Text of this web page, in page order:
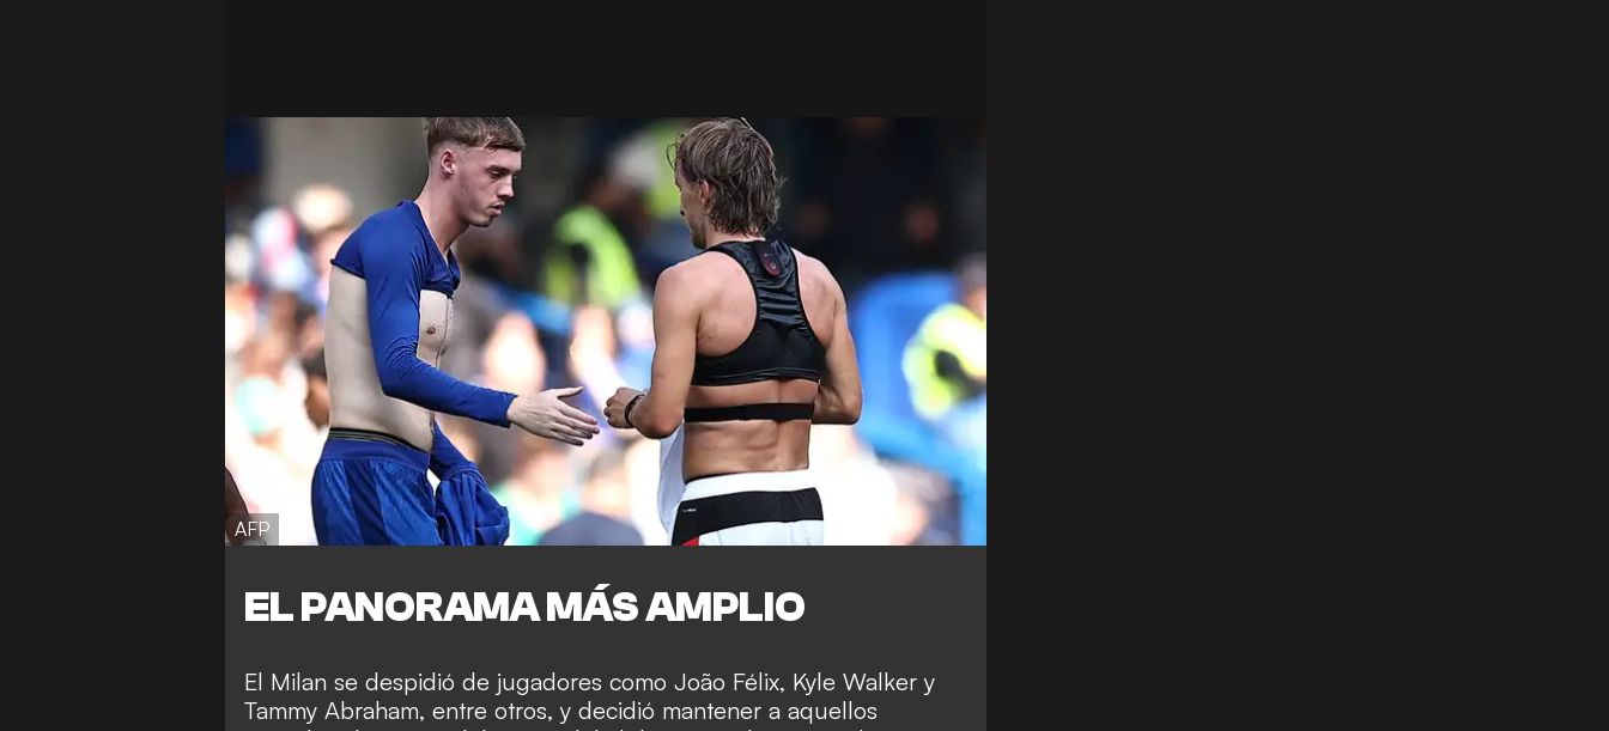
AFP
EL PANORAMA MÁS AMPLIO
El Milan se despidió de jugadores como João Félix, Kyle Walker y
Tammy Abraham, entre otros, y decidió mantener a aquellos